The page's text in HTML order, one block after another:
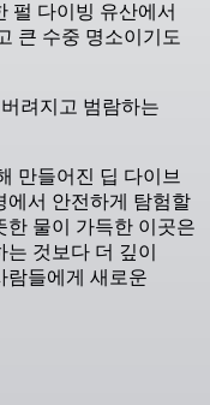
펄 다이빙 유산에서
큰 수중 명소이기도
려지고 범람하는
만들어진 딥 다이브
에서 안전하게 탐험할
한 물이 가득한 이곳은
것보다 더 깊이
람들에게 새로운